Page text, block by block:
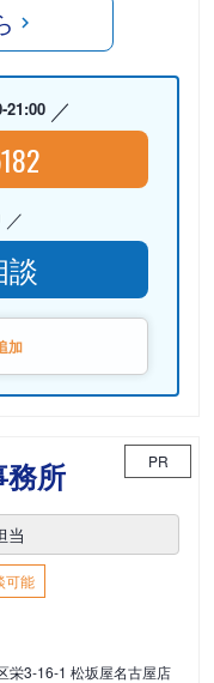
21:00
談
加
所 PR
当
可能
栄3-16-1 松坂屋名古屋店